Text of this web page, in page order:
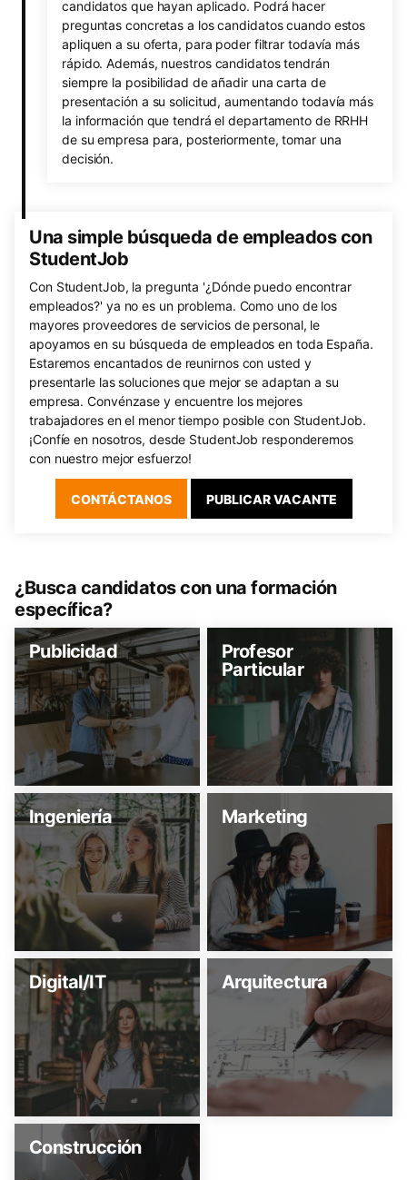
candidatos que hayan aplicado. Podrá hacer
preguntas concretas a los candidatos cuando estos
apliquen a su oferta, para poder filtrar todavía más
rápido. Además, nuestros candidatos tendrán
siempre la posibilidad de añadir una carta de
presentación a su solicitud, aumentando todavía más
la información que tendrá el departamento de RRHH
de su empresa para, posteriormente, tomar una
decisión.
Una simple búsqueda de empleados con
StudentJob
Con StudentJob, la pregunta '¿Dónde puedo encontrar
empleados?' ya no es un problema. Como uno de los
mayores proveedores de servicios de personal, le
apoyamos en su búsqueda de empleados en toda España.
Estaremos encantados de reunirnos con usted y
presentarle las soluciones que mejor se adaptan a su
empresa. Convénzase y encuentre los mejores
trabajadores en el menor tiempo posible con StudentJob.
¡Confíe en nosotros, desde StudentJob responderemos
con nuestro mejor esfuerzo!
CONTÁCTANOS PUBLICAR VACANTE
¿Busca candidatos con una formación
específica?
Publicidad
Profesor
Particular
Ingeniería Marketing
Digital/IT Arquitectura
Construcción